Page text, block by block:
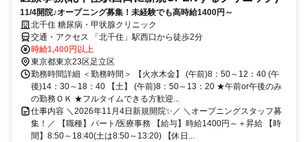
11/4開院♪オープニング募集！未経験でも高時給1400円～
北千住 糖尿病・甲状腺クリニック
交通・アクセス 「北千住」駅西口から徒歩2分
時給1,400円以上
東京都東京23区足立区
勤務時間詳細 ＜勤務時間＞ 【火水木金】 (午前)8：50～12：40 (午
後)14：30～18：40 【土】 (午前)8：50～13：20 ★午前or午後のみ
の勤務ＯＫ ★フルタイムできる方歓迎...
仕事内容 ＼2026年11月4日新規開院✨／ ＼オープニングスタッフ募
集！／ 【職種】パート/医療事務 【給与】時給1400円～＋昇給 【時
間】8:50～18:40(土は8:50～13:20) 【休日...